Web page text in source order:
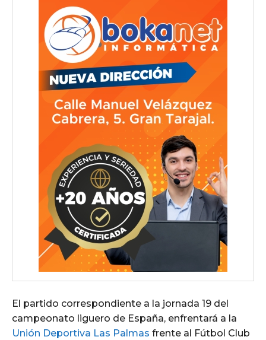
El partido correspondiente a la jornada 19 del
campeonato liguero de España, enfrentará a la
Unión Deportiva Las Palmas frente al Fútbol Club